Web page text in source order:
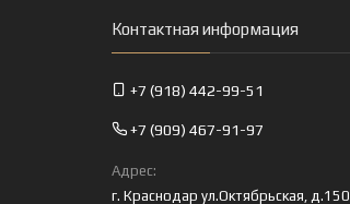
Контактная информация
+7 (918) 442-99-51
+7 (909) 467-91-97
Адрес:
г. Краснодар ул.Октябрьская, д.150